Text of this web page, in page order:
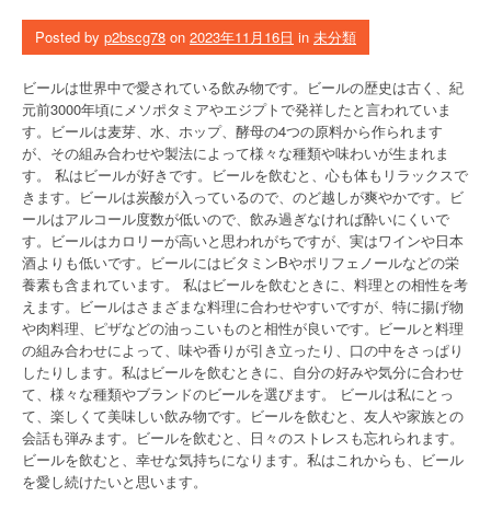
Posted by p2bscg78 on 2023年11月16日 in 未分類
ビールは世界中で愛されている飲み物です。ビールの歴史は古く、紀
元前3000年頃にメソポタミアやエジプトで発祥したと言われていま
す。ビールは麦芽、水、ホップ、酵母の4つの原料から作られます
が、その組み合わせや製法によって様々な種類や味わいが生まれま
す。 私はビールが好きです。ビールを飲むと、心も体もリラックスで
きます。ビールは炭酸が入っているので、のど越しが爽やかです。ビ
ールはアルコール度数が低いので、飲み過ぎなければ酔いにくいで
す。ビールはカロリーが高いと思われがちですが、実はワインや日本
酒よりも低いです。ビールにはビタミンBやポリフェノールなどの栄
養素も含まれています。 私はビールを飲むときに、料理との相性を考
えます。ビールはさまざまな料理に合わせやすいですが、特に揚げ物
や肉料理、ピザなどの油っこいものと相性が良いです。ビールと料理
の組み合わせによって、味や香りが引き立ったり、口の中をさっぱり
したりします。私はビールを飲むときに、自分の好みや気分に合わせ
て、様々な種類やブランドのビールを選びます。 ビールは私にとっ
て、楽しくて美味しい飲み物です。ビールを飲むと、友人や家族との
会話も弾みます。ビールを飲むと、日々のストレスも忘れられます。
ビールを飲むと、幸せな気持ちになります。私はこれからも、ビール
を愛し続けたいと思います。